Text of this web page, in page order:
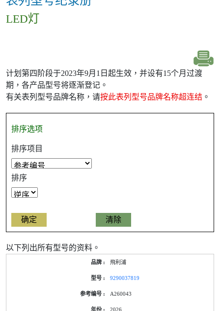
LED灯
计划第四阶段于2023年9月1日起生效，并设有15个月过渡
期，各产品型号将逐渐登记。
有关表列型号品牌名称，请按此表列型号品牌名称超连结 。
排序选项
排序项目
排序
以下列出所有型号的资料。
飛利浦
9290037819
A260043
2026